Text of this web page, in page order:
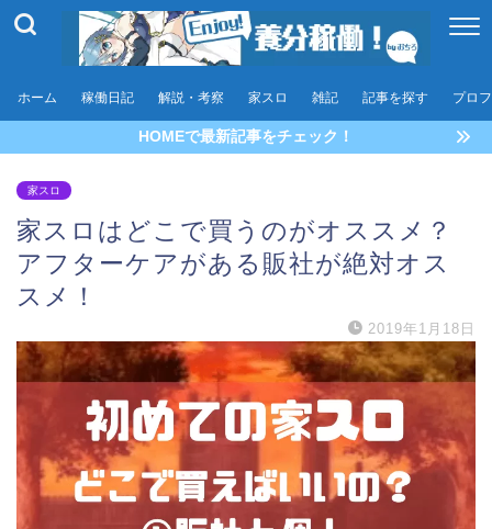
ホーム 稼働日記 解説・考察 家スロ 雑記 記事を探す プロ
HOMEで最新記事をチェック！
家スロ
家スロはどこで買うのがオススメ？
アフターケアがある販社が絶対オス
スメ！
2019年1月18日